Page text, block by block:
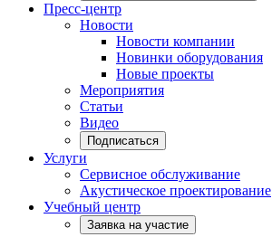
Пресс-центр
Новости
Новости компании
Новинки оборудования
Новые проекты
Мероприятия
Статьи
Видео
Подписаться
Услуги
Сервисное обслуживание
Акустическое проектирование
Учебный центр
Заявка на участие